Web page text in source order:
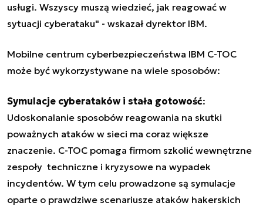
usługi. Wszyscy muszą wiedzieć, jak reagować w
sytuacji cyberataku" - wskazał dyrektor IBM.
Mobilne centrum cyberbezpieczeństwa IBM C-TOC
może być wykorzystywane na wiele sposobów:
Symulacje cyberataków i stała gotowość:
Udoskonalanie sposobów reagowania na skutki
poważnych ataków w sieci ma coraz większe
znaczenie. C-TOC pomaga firmom szkolić wewnętrzne
zespoły techniczne i kryzysowe na wypadek
incydentów. W tym celu prowadzone są symulacje
oparte o prawdziwe scenariusze ataków hakerskich